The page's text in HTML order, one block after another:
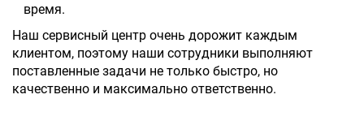
время.
Наш сервисный центр очень дорожит каждым
клиентом, поэтому наши сотрудники выполняют
поставленные задачи не только быстро, но
качественно и максимально ответственно.